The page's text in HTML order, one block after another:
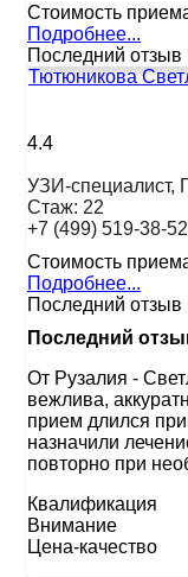
Стоимость
Подробнее...
Последний отзыв
Тютюникова
4.4
УЗИ-специалист,
Стаж: 22
+7 (499) 519-38-52
Стоимость
Подробнее...
Последний отзыв
Последний
От Рузалия -
вежлива,
прием длился
назначили
повторно при
Квалификация
Внимание
Цена-качество